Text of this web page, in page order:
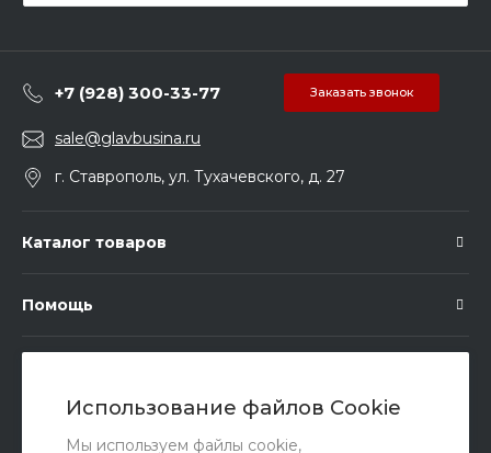
Использование файлов Cookie
Мы используем файлы cookie,
+7 (928) 300-33-77 Заказать звонок
sale@glavbusina.ru
г. Ставрополь, ул. Тухачевского, д. 27
Каталог товаров
Помощь